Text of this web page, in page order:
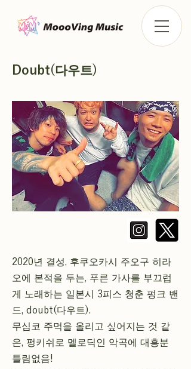
2020년 결성, 후쿠오카시 주오구 히라
오에 본적을 두는, 푸른 가사를 부끄럽
게 노래하는 일본시 3피스 청춘 펑크 밴
드, doubt(다우트).
무심코 주먹을 올리고 싶어지는 것 같
은, 펑키쉬로 멜로딕인 악곡에 대흥분
틀림없음!
Doubt(다우트)